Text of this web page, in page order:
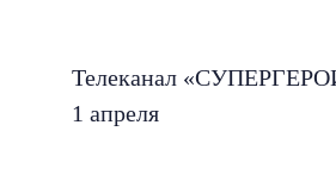
Телеканал
1 апреля